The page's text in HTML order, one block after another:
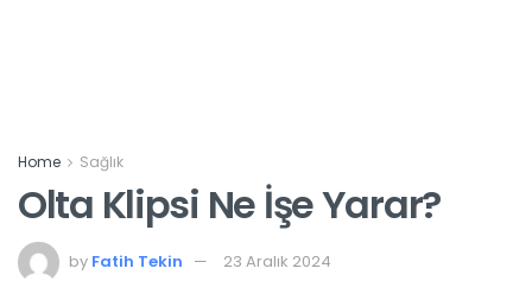
Home Sağlık
Olta Klipsi Ne İşe Yarar?
by Fatih Tekin 23 Aralık 2024